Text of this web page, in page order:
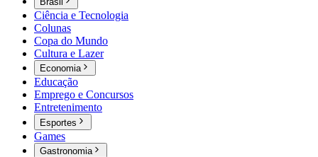
Ciência e Tecnologia
Colunas
Copa do Mundo
Cultura e Lazer
Economia
Educação
Emprego e Concursos
Entretenimento
Esportes
Games
Gastronomia